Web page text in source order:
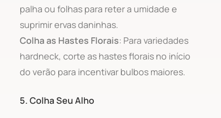
palha ou folhas para reter a umidade e
suprimir ervas daninhas.
Colha as Hastes Florais: Para variedades
hardneck, corte as hastes florais no início
do verão para incentivar bulbos maiores.
5. Colha Seu Alho